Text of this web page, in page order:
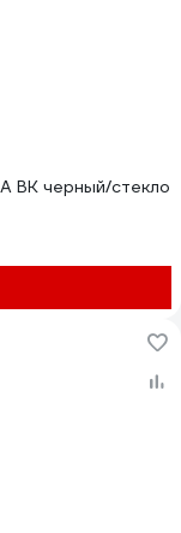
BK черный/стекло